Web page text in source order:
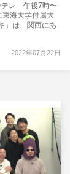
テレ 午後7時〜
海大学付属大
」は、関西にあ
2022年07月22日